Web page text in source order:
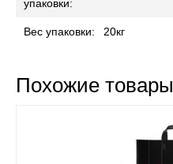
упаковки:
Вес упаковки: 20кг
Похожие товары